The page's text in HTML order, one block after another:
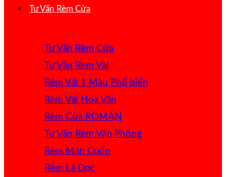
Tư Vấn Rèm Cửa
Tư Vấn Rèm Cửa
Tư Vấn Rèm Vải
Rèm Vải 1 Màu
Rèm Vải Hoa Văn
Rèm Cửa ROMAN
Tư Vấn Rèm Văn Phòng
Rèm Màn Cuốn
Rèm Lá Dọc